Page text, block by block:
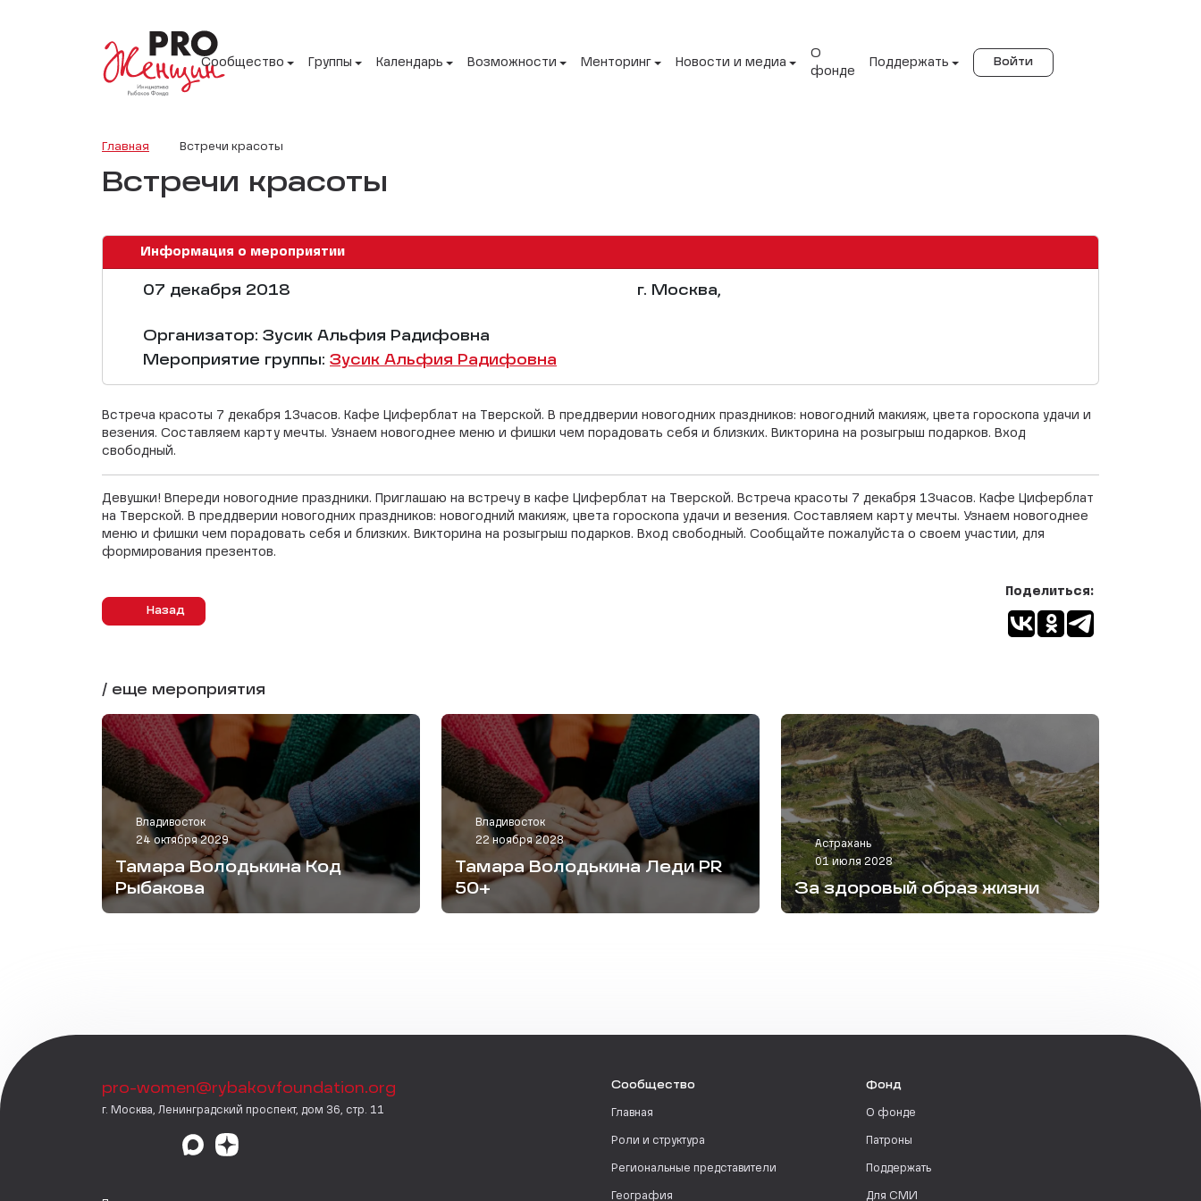
Сообщество Группы Календарь Возможности Менторинг Новости и медиа
О
фонде
Поддержать Войти
Главная Встречи красоты
Встречи красоты
Информация о мероприятии
07 декабря 2018 г. Москва,
Организатор: Зусик Альфия Радифовна
Мероприятие группы: Зусик Альфия Радифовна
Встреча красоты 7 декабря 13часов. Кафе Циферблат на Тверской. В преддверии новогодних праздников: новогодний макияж, цвета гороскопа удачи и
везения. Составляем карту мечты. Узнаем новогоднее меню и фишки чем порадовать себя и близких. Викторина на розыгрыш подарков. Вход
свободный.
Девушки! Впереди новогодние праздники. Приглашаю на встречу в кафе Циферблат на Тверской. Встреча красоты 7 декабря 13часов. Кафе Циферблат
на Тверской. В преддверии новогодних праздников: новогодний макияж, цвета гороскопа удачи и везения. Составляем карту мечты. Узнаем новогоднее
меню и фишки чем порадовать себя и близких. Викторина на розыгрыш подарков. Вход свободный. Сообщайте пожалуйста о своем участии, для
формирования презентов.
Назад
Поделиться:
/ еще мероприятия
Владивосток
24 октября 2029
Тамара Володькина Код
Рыбакова
Владивосток
22 ноября 2028
Тамара Володькина Леди PR
50+
Астрахань
01 июля 2028
За здоровый образ жизни
pro-women@rybakovfoundation.org
г. Москва, Ленинградский проспект, дом 36, стр. 11
Сообщество
Главная
Роли и структура
Региональные представители
География
Фонд
О фонде
Патроны
Поддержать
Для СМИ